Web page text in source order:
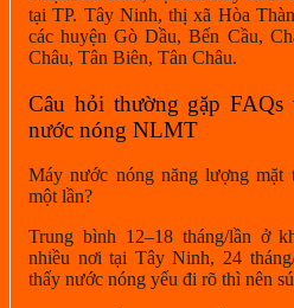
tại TP. Tây Ninh, thị xã Hòa
các huyện Gò Dầu, Bến Cầu,
Châu, Tân Biên, Tân Châu.
Câu hỏi thường gặp FAQs
nước nóng NLMT
Máy nước nóng năng lượng mặt
một lần?
Trung bình 12–18 tháng/lần ở
nhiều nơi tại Tây Ninh, 24
thấy nước nóng yếu đi rõ thì nên